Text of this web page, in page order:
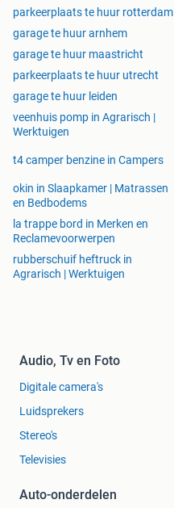
parkeerplaats te huur rotterdam
garage te huur arnhem
garage te huur maastricht
parkeerplaats te huur utrecht
garage te huur leiden
veenhuis pomp in Agrarisch |
Werktuigen
t4 camper benzine in Campers
okin in Slaapkamer | Matrassen
en Bedbodems
la trappe bord in Merken en
Reclamevoorwerpen
rubberschuif heftruck in
Agrarisch | Werktuigen
Audio, Tv en Foto
Digitale camera's
Luidsprekers
Stereo's
Televisies
Auto-onderdelen